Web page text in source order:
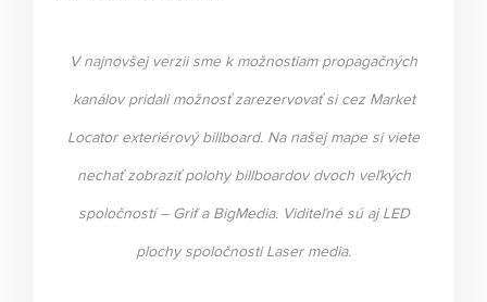
V najnovšej verzii sme k možnostiam propagačných
kanálov pridali možnosť zarezervovať si cez Market
Locator exteriérový billboard. Na našej mape si viete
nechať zobraziť polohy billboardov dvoch veľkých
spoločností – Grif a BigMedia. Viditeľné sú aj LED
plochy spoločnosti Laser media.